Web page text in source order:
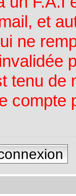
et
ne
tenu de
compte